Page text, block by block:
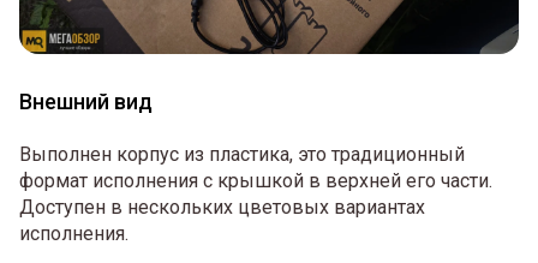
Внешний вид
Выполнен корпус из пластика, это традиционный
формат исполнения с крышкой в верхней его части.
Доступен в нескольких цветовых вариантах
исполнения.